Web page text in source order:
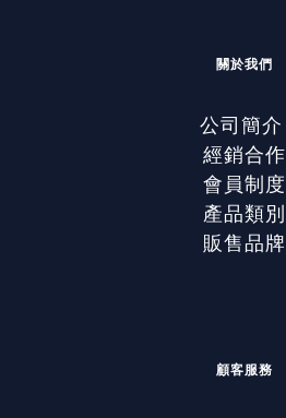
關於我們
公司簡介
經銷合作
會員制度
產品類別
販售品牌
顧客服務